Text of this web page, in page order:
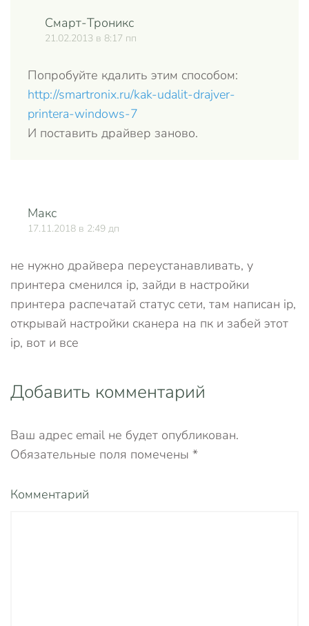
Смарт-Троникс
21.02.2013 в 8:17 пп
Попробуйте кдалить этим способом:
http://smartronix.ru/kak-udalit-drajver-
printera-windows-7
И поставить драйвер заново.
Макс
17.11.2018 в 2:49 дп
не нужно драйвера переустанавливать, у
принтера сменился ip, зайди в настройки
принтера распечатай статус сети, там написан ip,
открывай настройки сканера на пк и забей этот
ip, вот и все
Добавить комментарий
Ваш адрес email не будет опубликован.
Обязательные поля помечены *
Комментарий